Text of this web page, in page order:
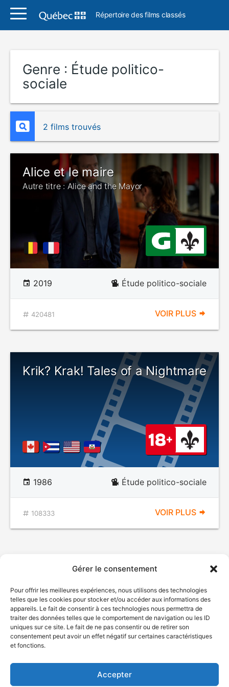
Gérer le consentement
Pour offrir les meilleures expériences, nous utilisons des technologies
telles que les cookies pour stocker et/ou accéder aux informations des
appareils. Le fait de consentir à ces technologies nous permettra de
traiter des données telles que le comportement de navigation ou les ID
uniques sur ce site. Le fait de ne pas consentir ou de retirer son
consentement peut avoir un effet négatif sur certaines caractéristiques
et fonctions.
Accepter
Répertoire des films classés
Genre : Étude politico-
sociale
2 films trouvés
Alice et le maire
Autre titre : Alice and the Mayor
2019 Étude politico-sociale
420481 VOIR PLUS
Krik? Krak! Tales of a Nightmare
1986 Étude politico-sociale
108333 VOIR PLUS
© Gouvernement du Québec, 2026
Plan du site
Accessibilité